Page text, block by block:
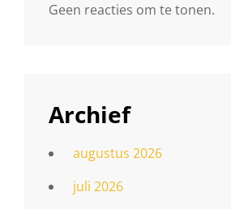
Geen reacties om te tonen.
Archief
augustus 2026
juli 2026